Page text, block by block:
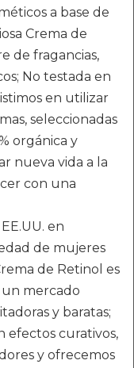
a base de
Crema de
de fragancias,
No testada en
en utilizar
seleccionadas
orgánica y
nueva vida a la
con una
en
de mujeres
de Retinol es
mercado
y baratas;
efectos curativos,
y ofrecemos